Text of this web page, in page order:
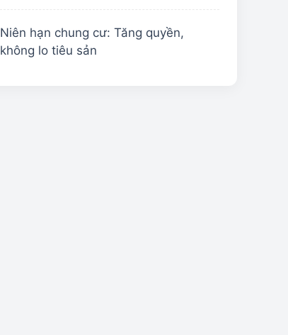
Niên hạn chung cư: Tăng quyền,
không lo tiêu sản